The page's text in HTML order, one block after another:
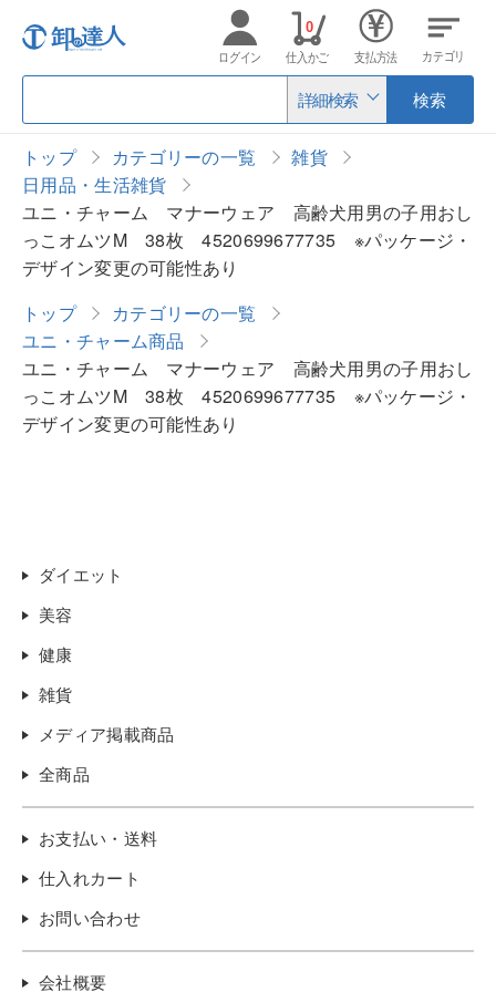
詳細検索 検索
ログイン 仕入かご
0
支払方法 カテゴリ
トップ カテゴリーの一覧
雑貨
日用品・生活雑貨
ユニ・チャーム マナーウェア 高齢犬用男の子用おし
っこオムツM 38枚 4520699677735 ※パッケージ・
デザイン変更の可能性あり
トップ
カテゴリーの一覧
ユニ・チャーム商品
ユニ・チャーム マナーウェア 高齢犬用男の子用おし
っこオムツM 38枚 4520699677735 ※パッケージ・
デザイン変更の可能性あり
ダイエット
美容
健康
雑貨
メディア掲載商品
全商品
お支払い・送料
仕入れカート
お問い合わせ
会社概要